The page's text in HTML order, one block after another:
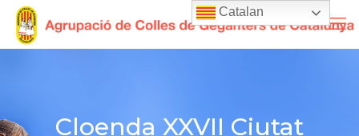
Cloenda XXVII Ciutat
Catalan